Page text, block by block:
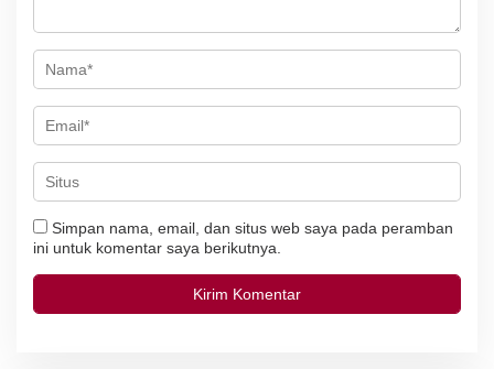
Simpan nama, email, dan situs web saya pada peramban
ini untuk komentar saya berikutnya.